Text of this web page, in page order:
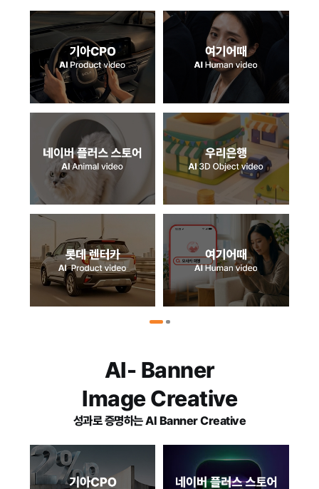
AI- Banner
Image Creative
성과로 증명하는 AI Banner Creative